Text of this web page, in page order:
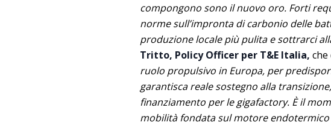
compongono sono il nuovo oro. Forti
norme sull’impronta di carbonio delle
produzione locale più pulita e sottrarci
Tritto, Policy Officer per T&E Italia, che
ruolo propulsivo in Europa, per
garantisca reale sostegno alla
finanziamento per le gigafactory. È il
mobilità fondata sul motore